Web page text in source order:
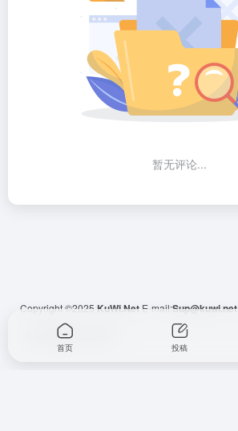
暂无评论...
Copyright ©2025 KuWi.Net E-mail:Sup@kuwi.net
OneNav
首页 投稿